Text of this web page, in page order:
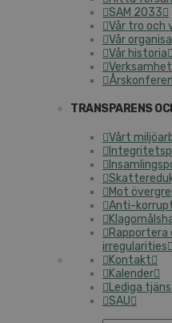
SAM 2033
Vår tro och
Vår
Vår historia
TRANSPARENS
Vårt
Mot
Anti-
irregularities
Kontakt
Kalender
Lediga
SAU